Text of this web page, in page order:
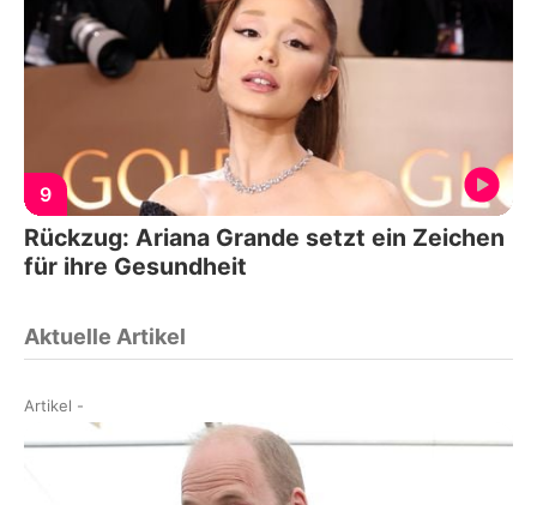
9
Rückzug: Ariana Grande setzt ein Zeichen
für ihre Gesundheit
Aktuelle Artikel
Artikel -